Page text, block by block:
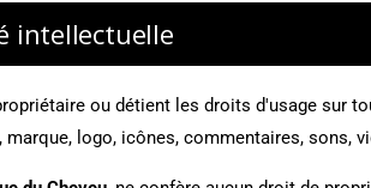
intellectuelle
ou détient les droits d'usage sur
logo, icônes, commentaires, sons,